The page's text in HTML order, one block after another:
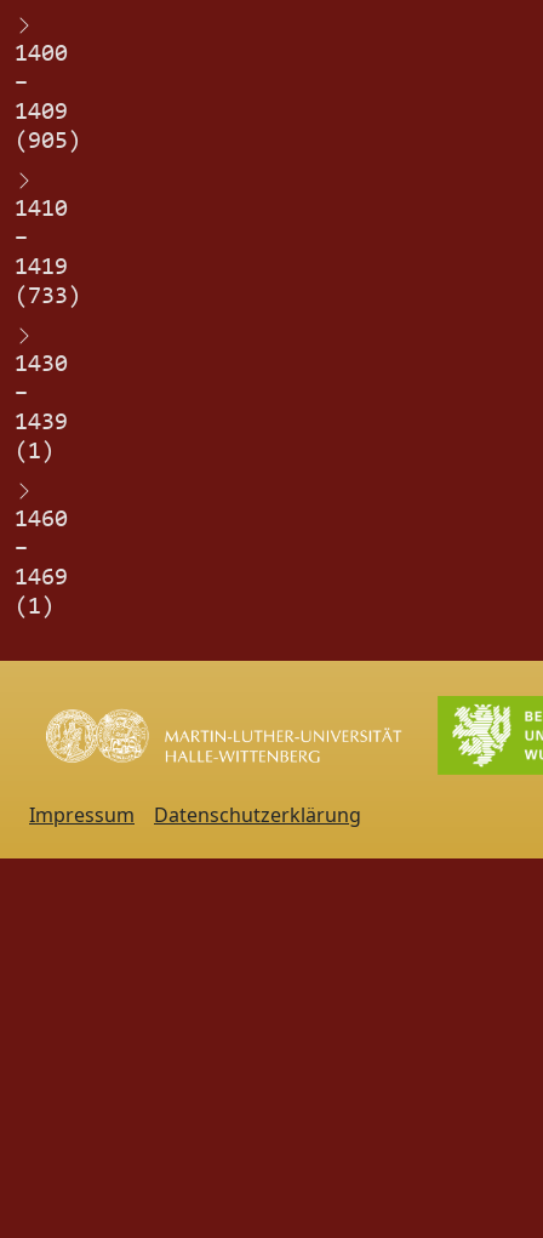
1400
–
1409
(905)
1410
–
1419
(733)
1430
–
1439
(1)
1460
–
1469
(1)
Impressum Datenschutzerklärung